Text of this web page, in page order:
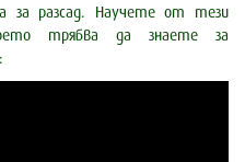
за разсад. Научете от тези
трябва да знаете за